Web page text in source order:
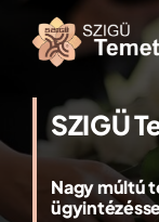
SZIGÜ
Nagy múltú